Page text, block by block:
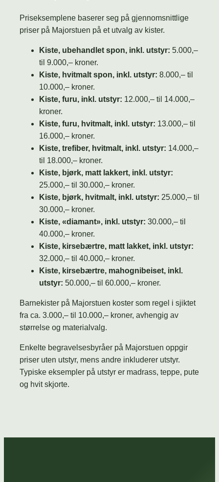
Priseksemplene baserer seg på gjennomsnittlige
priser på Majorstuen på et utvalg av kister.
Kiste, ubehandlet spon, inkl. utstyr: 5.000,–
til 9.000,– kroner.
Kiste, hvitmalt spon, inkl. utstyr: 8.000,– til
10.000,– kroner.
Kiste, furu, inkl. utstyr: 12.000,– til 14.000,–
kroner.
Kiste, furu, hvitmalt, inkl. utstyr: 13.000,– til
16.000,– kroner.
Kiste, trefiber, hvitmalt, inkl. utstyr: 14.000,–
til 18.000,– kroner.
Kiste, bjørk, matt lakkert, inkl. utstyr:
25.000,– til 30.000,– kroner.
Kiste, bjørk, hvitmalt, inkl. utstyr: 25.000,– til
30.000,– kroner.
Kiste, «diamant», inkl. utstyr: 30.000,– til
40.000,– kroner.
Kiste, kirsebærtre, matt lakket, inkl. utstyr:
32.000,– til 40.000,– kroner.
Kiste, kirsebærtre, mahognibeiset, inkl.
utstyr: 50.000,– til 60.000,– kroner.
Barnekister på Majorstuen koster som regel i sjiktet
fra ca. 3.000,– til 10.000,– kroner, avhengig av
størrelse og materialvalg.
Enkelte begravelsesbyråer på Majorstuen oppgir
priser uten utstyr, mens andre inkluderer utstyr.
Typiske eksempler på utstyr er madrass, teppe, pute
og hvit skjorte.